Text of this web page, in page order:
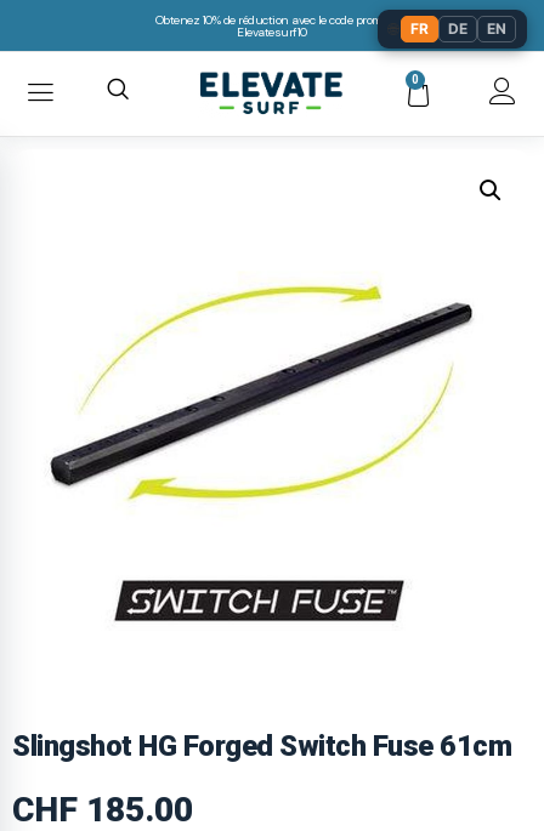
Obtenez 10% de réduction avec le code promo:
Elevatesurf10
0
Slingshot HG Forged Switch Fuse 61cm
CHF 185.00
FR DE EN